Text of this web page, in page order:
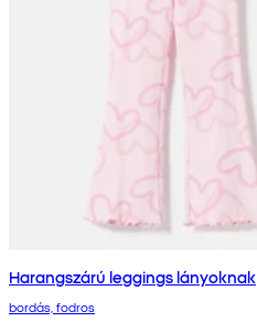
Harangszárú leggings lányoknak
bordás, fodros